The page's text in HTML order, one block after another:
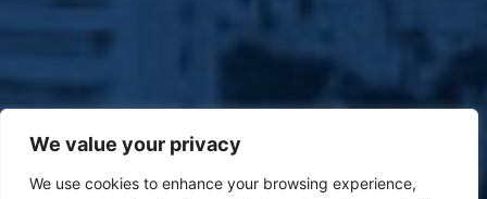
We value your privacy
We use cookies to enhance your browsing experience,